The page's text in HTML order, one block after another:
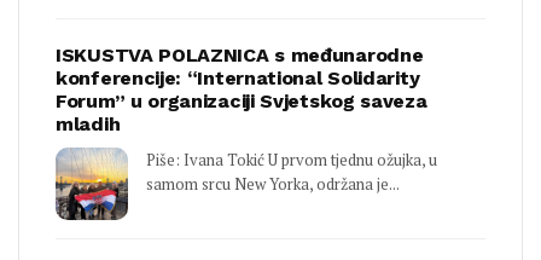
ISKUSTVA POLAZNICA s međunarodne
konferencije: “International Solidarity
Forum” u organizaciji Svjetskog saveza
mladih
Piše: Ivana Tokić U prvom tjednu ožujka, u
samom srcu New Yorka, održana je...